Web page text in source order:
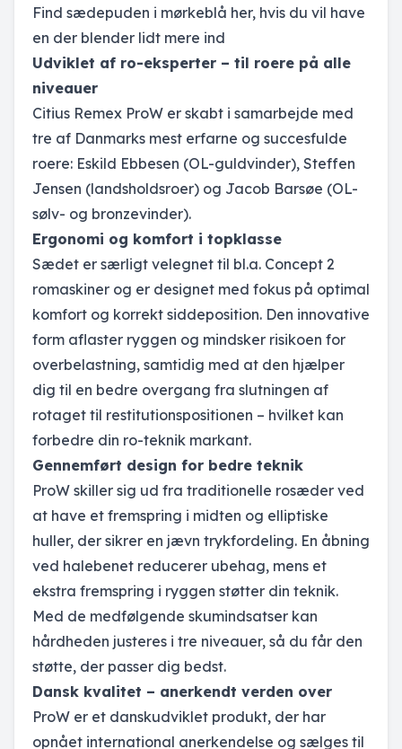
Find sædepuden i mørkeblå her, hvis du vil have
en der blender lidt mere ind
Udviklet af ro-eksperter – til roere på alle
niveauer
Citius Remex ProW er skabt i samarbejde med
tre af Danmarks mest erfarne og succesfulde
roere: Eskild Ebbesen (OL-guldvinder), Steffen
Jensen (landsholdsroer) og Jacob Barsøe (OL-
sølv- og bronzevinder).
Ergonomi og komfort i topklasse
Sædet er særligt velegnet til bl.a. Concept 2
romaskiner og er designet med fokus på optimal
komfort og korrekt siddeposition. Den innovative
form aflaster ryggen og mindsker risikoen for
overbelastning, samtidig med at den hjælper
dig til en bedre overgang fra slutningen af
rotaget til restitutionspositionen – hvilket kan
forbedre din ro-teknik markant.
Gennemført design for bedre teknik
ProW skiller sig ud fra traditionelle rosæder ved
at have et fremspring i midten og elliptiske
huller, der sikrer en jævn trykfordeling. En åbning
ved halebenet reducerer ubehag, mens et
ekstra fremspring i ryggen støtter din teknik.
Med de medfølgende skumindsatser kan
hårdheden justeres i tre niveauer, så du får den
støtte, der passer dig bedst.
Dansk kvalitet – anerkendt verden over
ProW er et danskudviklet produkt, der har
opnået international anerkendelse og sælges til